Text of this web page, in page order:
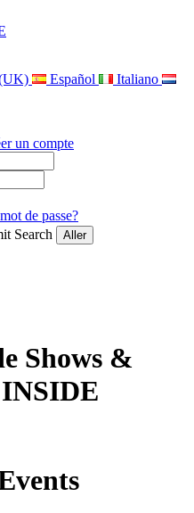
Español
Italiano
un compte
de passe?
Search
Shows &